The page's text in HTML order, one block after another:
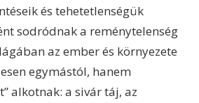
és tehetetlenségük
sodródnak a reménytelenség
az ember és környezete
egymástól, hanem
alkotnak: a sivár táj, az